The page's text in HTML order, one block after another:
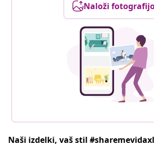
Naloži
Naši izdelki, vaš stil #sharemevidaxl